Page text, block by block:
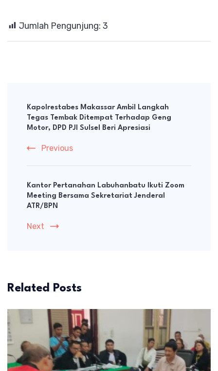
Jumlah Pengunjung: 3
Navigation
Kapolrestabes Makassar Ambil Langkah
Tegas Tembak Ditempat Terhadap Geng
Motor, DPD PJI Sulsel Beri Apresiasi
Previous
Kantor Pertanahan Labuhanbatu Ikuti Zoom
Meeting Bersama Sekretariat Jenderal
ATR/BPN
Next
Related Posts